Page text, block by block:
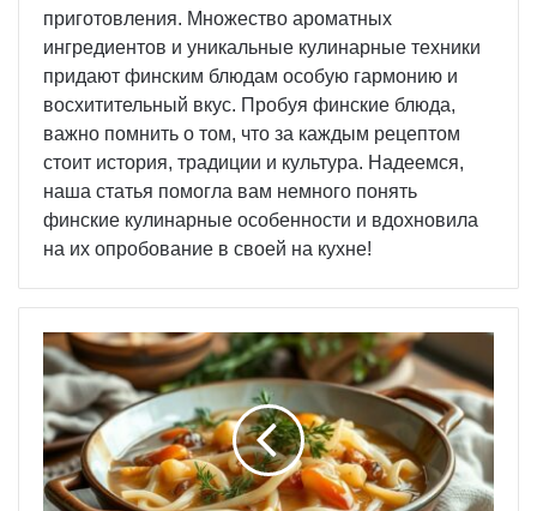
приготовления. Множество ароматных
ингредиентов и уникальные кулинарные техники
придают финским блюдам особую гармонию и
восхитительный вкус. Пробуя финские блюда,
важно помнить о том, что за каждым рецептом
стоит история, традиции и культура. Надеемся,
наша статья помогла вам немного понять
финские кулинарные особенности и вдохновила
на их опробование в своей на кухне!